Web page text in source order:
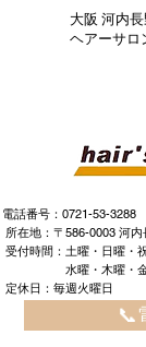
大阪 河内
ヘアーサロ
電話番号
所在地：〒586-0003 河
受付時間：土曜・日曜・
水曜・木曜・金曜
定休日：毎週火曜日
📞